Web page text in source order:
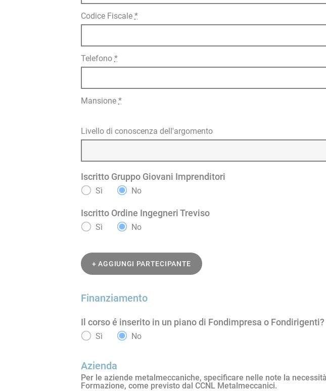
Codice Fiscale *
Telefono *
Mansione *
Livello di conoscenza dell'argomento
Iscritto Gruppo Giovani Imprenditori
Sì No
Iscritto Ordine Ingegneri Treviso
Sì No
+ AGGIUNGI PARTECIPANTE
Finanziamento
Il corso é inserito in un piano di Fondimpresa o Fondirigenti?
Sì No
Azienda
Per le aziende metalmeccaniche, specificare nelle note la
Formazione, come previsto dal CCNL Metalmeccanici.